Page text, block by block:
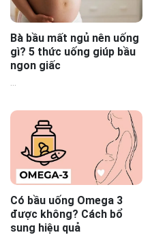
Bà bầu mất ngủ nên uống
gì? 5 thức uống giúp bầu
ngon giấc
Có bầu uống Omega 3
được không? Cách bổ
sung hiệu quả